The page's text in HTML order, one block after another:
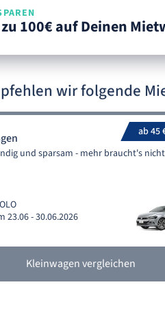
100€ auf Deinen
wir folgende
ab 45
und sparsam - mehr braucht's
23.06 - 30.06.2026
Kleinwagen vergleichen